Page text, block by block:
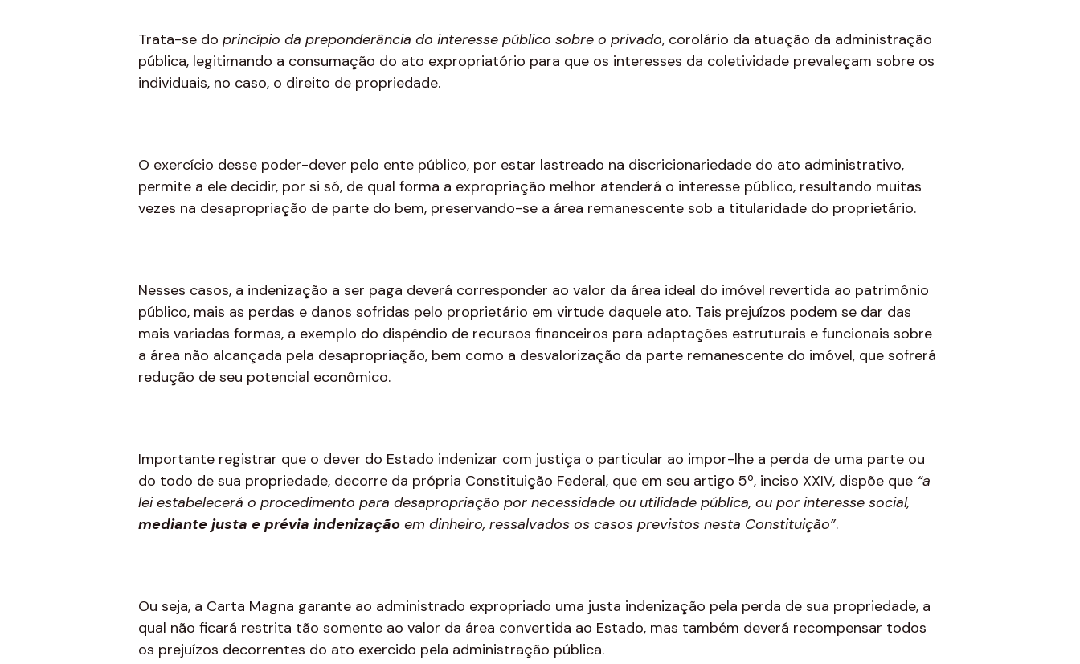
Trata-se do princípio da preponderância do interesse público sobre o privado, corolário da atuação da administração
pública, legitimando a consumação do ato expropriatório para que os interesses da coletividade prevaleçam sobre os
individuais, no caso, o direito de propriedade.
O exercício desse poder-dever pelo ente público, por estar lastreado na discricionariedade do ato administrativo,
permite a ele decidir, por si só, de qual forma a expropriação melhor atenderá o interesse público, resultando muitas
vezes na desapropriação de parte do bem, preservando-se a área remanescente sob a titularidade do proprietário.
Nesses casos, a indenização a ser paga deverá corresponder ao valor da área ideal do imóvel revertida ao patrimônio
público, mais as perdas e danos sofridas pelo proprietário em virtude daquele ato. Tais prejuízos podem se dar das
mais variadas formas, a exemplo do dispêndio de recursos financeiros para adaptações estruturais e funcionais sobre
a área não alcançada pela desapropriação, bem como a desvalorização da parte remanescente do imóvel, que sofrerá
redução de seu potencial econômico.
Importante registrar que o dever do Estado indenizar com justiça o particular ao impor-lhe a perda de uma parte ou
do todo de sua propriedade, decorre da própria Constituição Federal, que em seu artigo 5º, inciso XXIV, dispõe que “a
lei estabelecerá o procedimento para desapropriação por necessidade ou utilidade pública, ou por interesse social,
mediante justa e prévia indenização em dinheiro, ressalvados os casos previstos nesta Constituição”.
Ou seja, a Carta Magna garante ao administrado expropriado uma justa indenização pela perda de sua propriedade, a
qual não ficará restrita tão somente ao valor da área convertida ao Estado, mas também deverá recompensar todos
os prejuízos decorrentes do ato exercido pela administração pública.